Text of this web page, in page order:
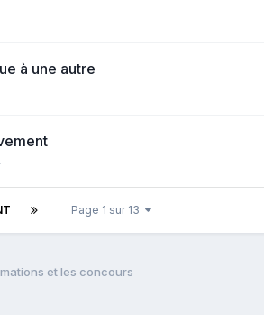
à une autre
Page 1 sur 13
et les concours